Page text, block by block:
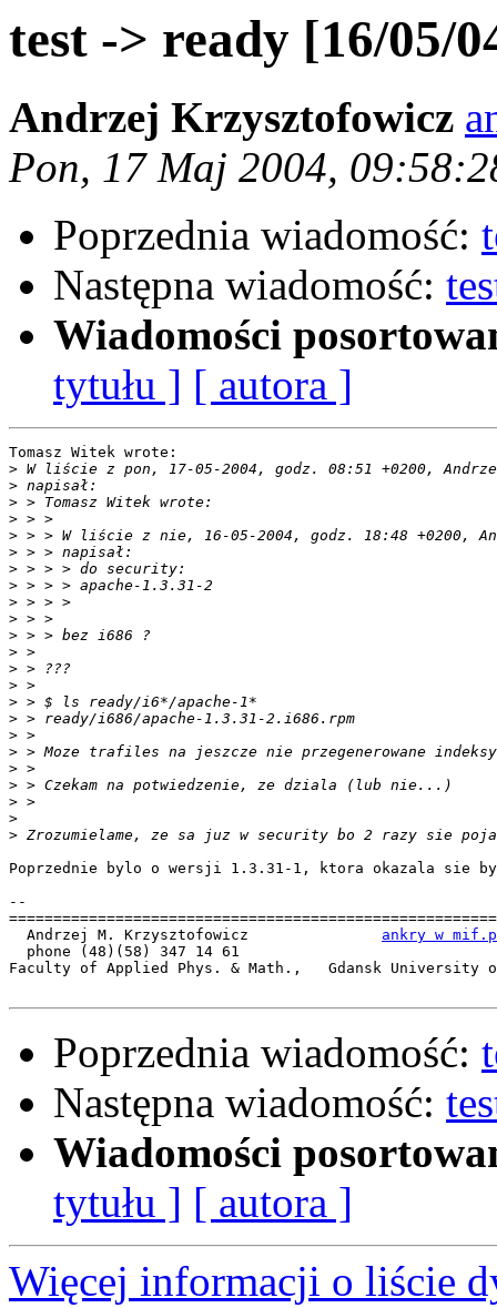
test -> ready [16/05/
Andrzej Krzysztofowicz
Pon, 17 Maj 2004,
Poprzednia wiadomość:
Następna wiadomość:
Wiadomości
tytułu ] [ autora ]
Tomasz Witek wrote:
>
>
>
>
>
>
>
>
>
>
>
>
>
>
>
>
>
>
>
>
>
>
>
Poprzednie bylo o wersji 1.3.31-1, ktora okazala sie
--
  Andrzej M. Krzysztofowicz
ankry w
  phone (48)(58) 347 14 61
Faculty of Applied Phys. & Math.,   Gdansk University
Poprzednia wiadomość:
Następna wiadomość:
Wiadomości
tytułu ] [ autora ]
Więcej informacji o liście